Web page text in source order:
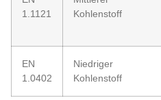
1.1121
Kohlenstoff
EN
1.0402
Niedriger
Kohlenstoff